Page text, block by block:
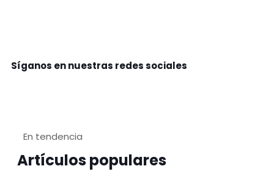
Síganos en nuestras redes sociales
En tendencia
Artículos populares